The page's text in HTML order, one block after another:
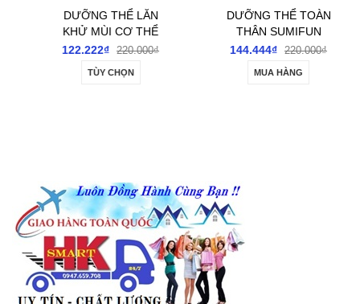
DƯỠNG THỂ LĂN
KHỬ MÙI CƠ THỂ
SUMIFUN BODY
ODOUR REMOVER
ROLL-ON 60ML-
122.222₫ 220.000₫
TÙY CHỌN
DƯỠNG THỂ TOÀN
THÂN SUMIFUN
INTIMATE
REVITALIZING BALM
20GR- DƯỠNG ẨM,
144.444₫ 220.000₫
MUA HÀNG